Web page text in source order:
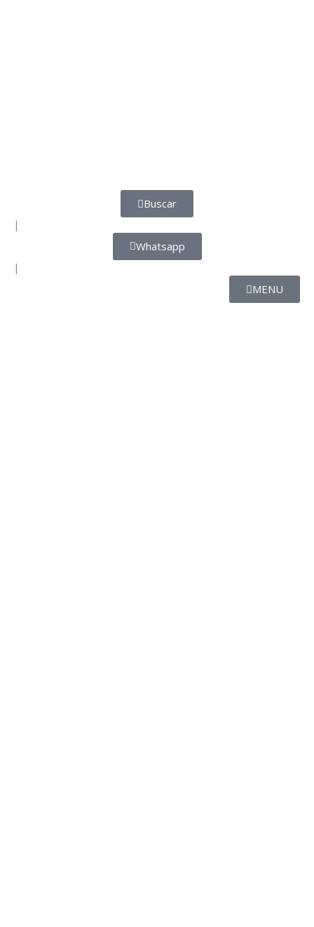
Buscar
|
Whatsapp
|
MENU